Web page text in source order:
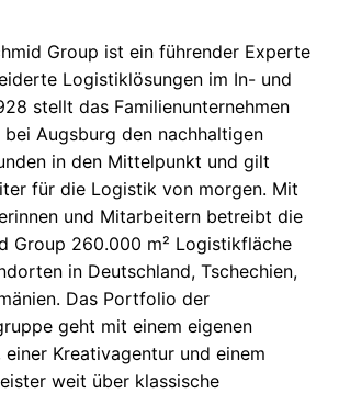
Group ist ein führender Experte
Logistiklösungen im In- und
stellt das Familienunternehmen
Augsburg den nachhaltigen
in den Mittelpunkt und gilt
für die Logistik von morgen. Mit
und Mitarbeitern betreibt die
Group 260.000 m² Logistikfläche
in Deutschland, Tschechien,
Das Portfolio der
geht mit einem eigenen
Kreativagentur und einem
weit über klassische